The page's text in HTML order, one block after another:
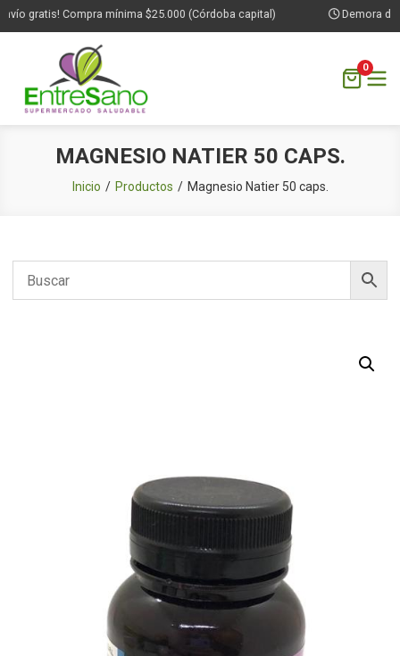
gratis! Compra mínima $25.000 (Córdoba capital) Demora de
0
MAGNESIO NATIER 50 CAPS.
Inicio Productos Magnesio Natier 50 caps.